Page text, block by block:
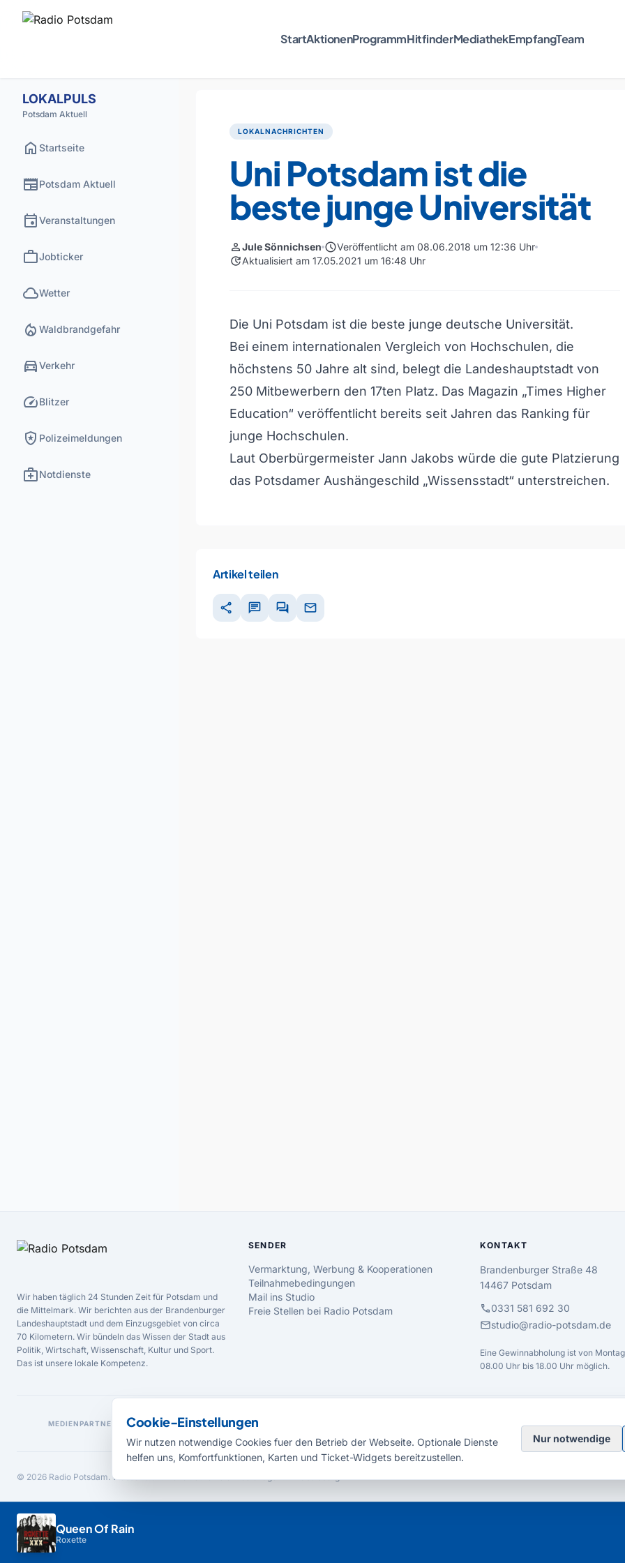
StartAktionenProgrammHitfinderMediathekEmpfangTeam
LOKALPULS
Potsdam Aktuell
home Startseite
newspaperPotsdam Aktuell
eventVeranstaltungen
workJobticker
cloudWetter
local_fire_department Waldbrandgefahr
directions_carVerkehr
speedBlitzer
local_police Polizeimeldungen
medical_servicesNotdienste
LOKALNACHRICHTEN
Uni Potsdam ist die
beste junge Universität
personJule Sönnichsen scheduleVeröffentlicht am 08.06.2018 um 12:36 Uhr
updateAktualisiert am 17.05.2021 um 16:48 Uhr
Die Uni Potsdam ist die beste junge deutsche Universität.
Bei einem internationalen Vergleich von Hochschulen, die
höchstens 50 Jahre alt sind, belegt die Landeshauptstadt von
250 Mitbewerbern den 17ten Platz. Das Magazin „Times Higher
Education“ veröffentlicht bereits seit Jahren das Ranking für
junge Hochschulen.
Laut Oberbürgermeister Jann Jakobs würde die gute Platzierung
das Potsdamer Aushängeschild „Wissensstadt“ unterstreichen.
Artikel teilen
share chat forum mail
Queen Of Rain
Roxette
Wir haben täglich 24 Stunden Zeit für Potsdam und
die Mittelmark. Wir berichten aus der Brandenburger
Landeshauptstadt und dem Einzugsgebiet von circa
70 Kilometern. Wir bündeln das Wissen der Stadt aus
Politik, Wirtschaft, Wissenschaft, Kultur und Sport.
Das ist unsere lokale Kompetenz.
SENDER
Vermarktung, Werbung & Kooperationen
Teilnahmebedingungen
Mail ins Studio
Freie Stellen bei Radio Potsdam
KONTAKT
Brandenburger Straße 48
14467 Potsdam
call0331 581 692 30
mailstudio@radio-potsdam.de
Eine Gewinnabholung ist von
08.00 Uhr bis 18.00 Uhr möglich.
MEDIENPARTNER
© 2026 Radio Potsdam. Webseite entwickelt durch dieMedienagentur Babelsberg
Cookie-Einstellungen
Wir nutzen notwendige Cookies fuer den Betrieb der Webseite. Optionale Dienste
helfen uns, Komfortfunktionen, Karten und Ticket-Widgets bereitzustellen.
Nur notwendige